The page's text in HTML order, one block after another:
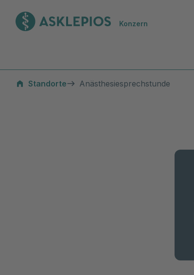
Konzern
Standorte Anästhesiesprechstunde